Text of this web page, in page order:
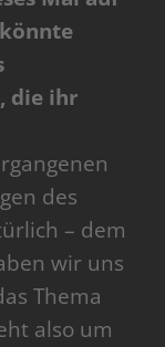
die ihr
des
– dem
wir uns
Thema
also um